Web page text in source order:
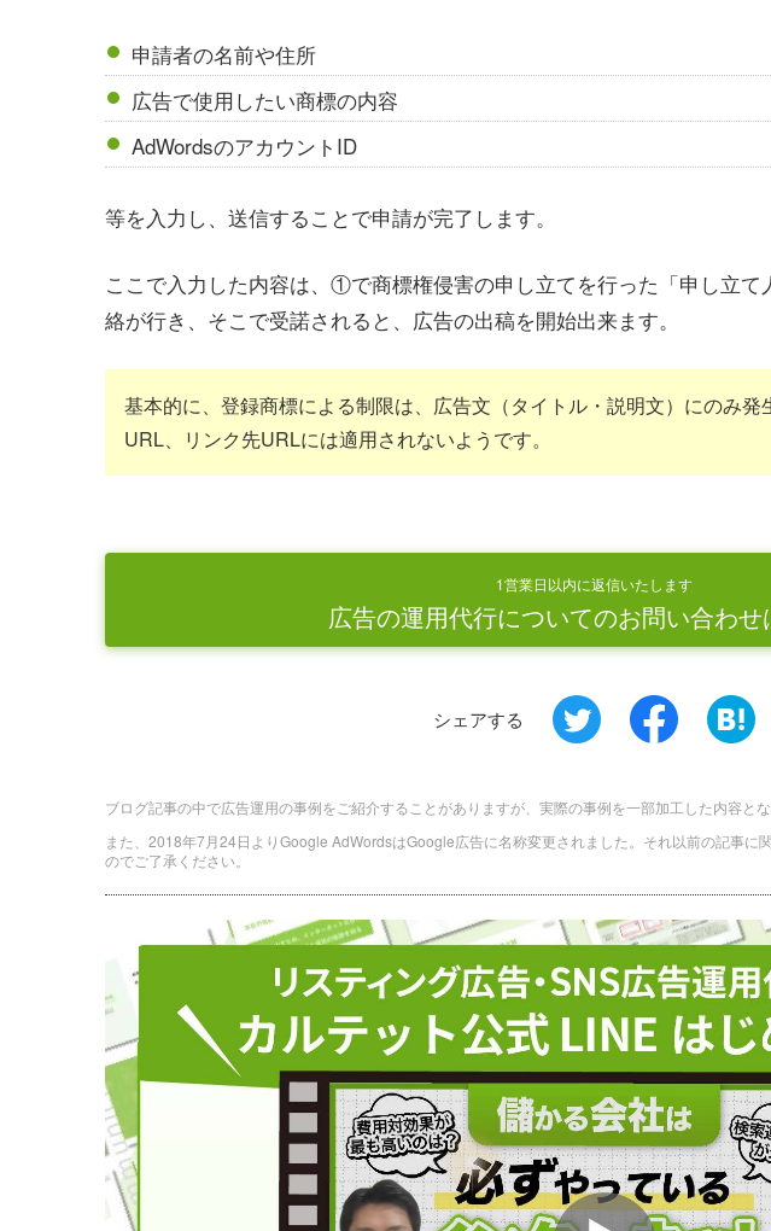
申請者の名前や住所
広告で使用したい商標の内容
AdWordsのアカウントID
等を入力し、送信することで申請が完了します。
ここで入力した内容は、①で商標権侵害の申し立てを行った「申し立
絡が行き、そこで受諾されると、広告の出稿を開始出来ます。
基本的に、登録商標による制限は、広告文（タイトル・説明文）にのみ
URL、リンク先URLには適用されないようです。
1営業日以内に返信いたします
広告の運用代行についてのお問い合わせ
シェアする
ブログ記事の中で広告運用の事例をご紹介することがありますが、実際の事例を一部加工した内容と
また、2018年7月24日よりGoogle AdWordsはGoogle広告に名称変更されました。それ以前の記事に
のでご了承ください。